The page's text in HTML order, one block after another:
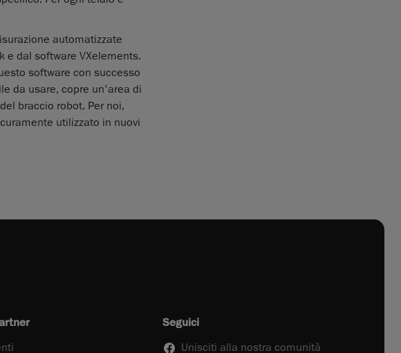
automatizzate
e dal software VXelements.
software con successo
da usare, copre un'area di
braccio robot. Per noi,
utilizzato in nuovi
Seguici
Unisciti alla nostra comunità